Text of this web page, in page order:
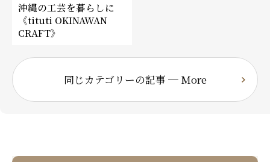
沖縄の工芸を暮らしに
《tituti OKINAWAN
CRAFT》
同じカテゴリーの記事 ─ More